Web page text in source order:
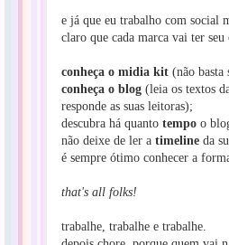
e já que eu trabalho com social
claro que cada marca vai ter
conheça o midia kit (não basta
conheça o blog (leia os textos
responde as suas leitoras);
descubra há quanto tempo o
não deixe de ler a timeline da
é sempre ótimo conhecer a
that's all folks!
trabalhe, trabalhe e trabalhe.